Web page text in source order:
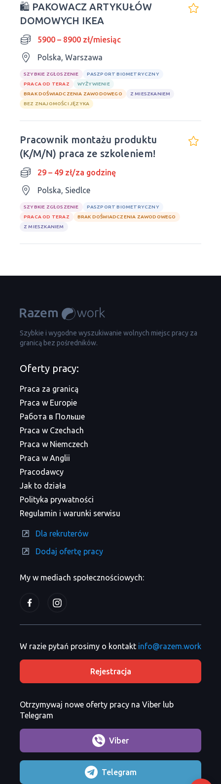
🛍 PAKOWACZ ARTYKUŁÓW
DOMOWYCH IKEA
5900 – 8900 zł/miesiąc
Polska, Warszawa
SZYBKIE ZGŁOSZENIE
PASZPORT BIOMETRYCZNY
PRACA OD TERAZ
WYŻYWIENIE
BRAK DOŚWIADCZENIA ZAWODOWEGO
Z MIESZKANIEM
BEZ ZNAJOMOŚCI JĘZYKA
Pracownik montażu produktu
(K/M/N) praca ze szkoleniem!
29 – 49 zł/za godzinę
Polska, Siedlce
SZYBKIE ZGŁOSZENIE
PASZPORT BIOMETRYCZNY
PRACA OD TERAZ
BRAK DOŚWIADCZENIA ZAWODOWEGO
Z MIESZKANIEM
Szybkie i wygodne wyszukiwanie wolnych miejsc pracy za
granicą bez pośredników.
My w mediach społecznościowych:
Oferty pracy:
Praca za granicą
Praca w Europie
Работа в Польше
Praca w Czechach
Praca w Niemczech
Praca w Anglii
Pracodawcy
Jak to działa
Polityka prywatności
Regulamin i warunki serwisu
Dla rekruterów
Dodaj ofertę pracy
W razie pytań prosimy o kontakt info@razem.work
Rejestracja
Otrzymywaj nowe oferty pracy na Viber lub
Telegram
Viber
Telegram